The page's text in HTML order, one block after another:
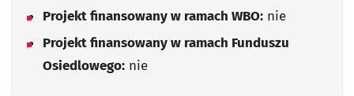
Projekt finansowany w ramach WBO: nie
Projekt finansowany w ramach Funduszu
Osiedlowego: nie